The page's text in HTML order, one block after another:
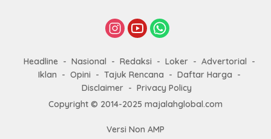
Headline Nasional Redaksi Loker
Advertorial
Iklan
Opini Tajuk Rencana
Daftar Harga
Disclaimer
Privacy Policy
Copyright © 2014-2025 majalahglobal.com
Versi Non AMP